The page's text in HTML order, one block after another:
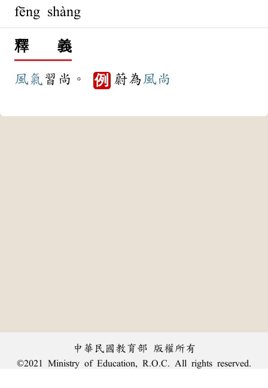
fēng shàng
釋 義
風氣 習尚。 例 蔚為風尚
中華民國教育部 版權所有
©2021 Ministry of Education, R.O.C. All rights reserved.